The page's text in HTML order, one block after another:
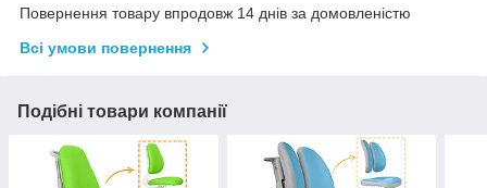
Повернення товару впродовж 14 днів за домовленістю
Всі умови повернення
Подібні товари компанії